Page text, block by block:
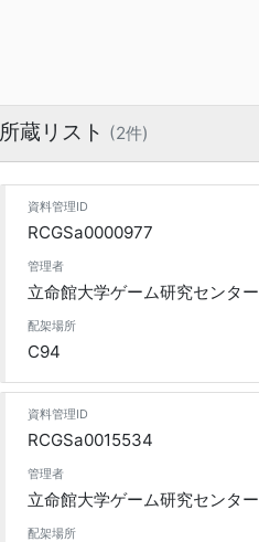
所蔵リスト (2件)
資料管理ID
RCGSa0000977
管理者
立命館大学ゲーム研究センター
配架場所
C94
資料管理ID
RCGSa0015534
管理者
立命館大学ゲーム研究センター
配架場所